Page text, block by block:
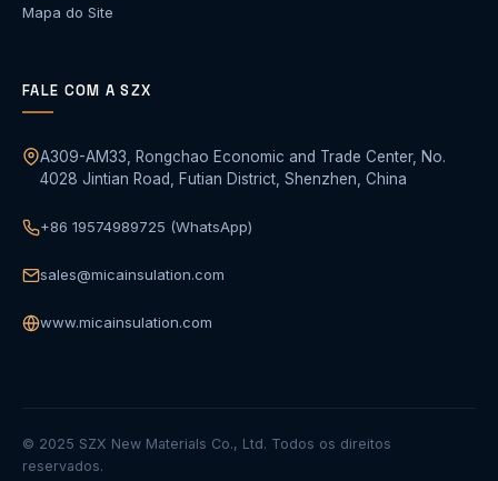
Mapa do Site
FALE COM A SZX
A309-AM33, Rongchao Economic and Trade Center, No.
4028 Jintian Road, Futian District, Shenzhen, China
+86 19574989725 (WhatsApp)
sales@micainsulation.com
www.micainsulation.com
© 2025 SZX New Materials Co., Ltd. Todos os direitos
reservados.